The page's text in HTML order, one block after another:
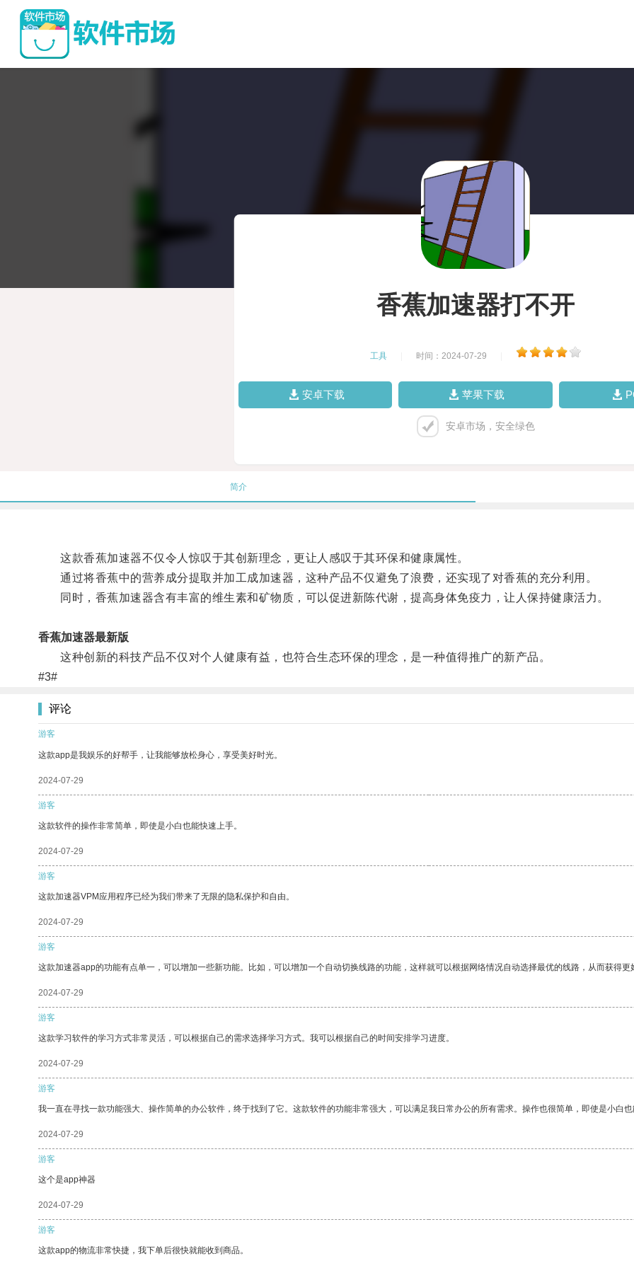
香蕉加速器打不开
工具 时间：2024-07-29
安卓下载 苹果下载
安卓市场，安全绿色
简介
这款香蕉加速器不仅令人惊叹于其创新理念，更让人感叹于其环保和健康属性。
通过将香蕉中的营养成分提取并加工成加速器，这种产品不仅避免了浪费，还实现了对香蕉的充分利用。
同时，香蕉加速器含有丰富的维生素和矿物质，可以促进新陈代谢，提高身体免疫力，让人保持健康活力。
香蕉加速器最新版
这种创新的科技产品不仅对个人健康有益，也符合生态环保的理念，是一种值得推广的新产品。
#3#
评论
游客
这款app是我娱乐的好帮手，让我能够放松身心，享受美好时光。
2024-07-29
游客
这款软件的操作非常简单，即使是小白也能快速上手。
2024-07-29
游客
这款加速器VPM应用程序已经为我们带来了无限的隐私保护和自由。
2024-07-29
游客
这款加速器app的功能有点单一，可以增加一些新功能。比如，可以增加一个自动切换线路的功能，这样就可以根据网络情况自动选择最优的线路，从而获得更
2024-07-29
游客
这款学习软件的学习方式非常灵活，可以根据自己的需求选择学习方式。我可以根据自己的时间安排学习进度。
2024-07-29
游客
我一直在寻找一款功能强大、操作简单的办公软件，终于找到了它。这款软件的功能非常强大，可以满足我日常办公的所有需求。操作也很简单，即使是小白也
2024-07-29
游客
这个是app神器
2024-07-29
游客
这款app的物流非常快捷，我下单后很快就能收到商品。